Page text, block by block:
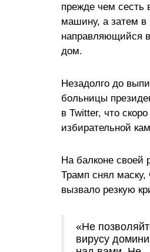
прежде чем сесть
машину, а затем в
направляющийся
дом.
Незадолго до
больницы
в Twitter, что скоро
избирательной
На балконе своей
Трамп снял маску,
вызвало резкую
«Не
вирусу